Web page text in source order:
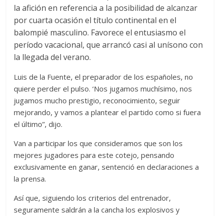
la afición en referencia a la posibilidad de alcanzar
por cuarta ocasión el título continental en el
balompié masculino. Favorece el entusiasmo el
período vacacional, que arrancó casi al unísono con
la llegada del verano.
Luis de la Fuente, el preparador de los españoles, no
quiere perder el pulso. ‘Nos jugamos muchísimo, nos
jugamos mucho prestigio, reconocimiento, seguir
mejorando, y vamos a plantear el partido como si fuera
el último”, dijo.
Van a participar los que consideramos que son los
mejores jugadores para este cotejo, pensando
exclusivamente en ganar, sentenció en declaraciones a
la prensa.
Así que, siguiendo los criterios del entrenador,
seguramente saldrán a la cancha los explosivos y